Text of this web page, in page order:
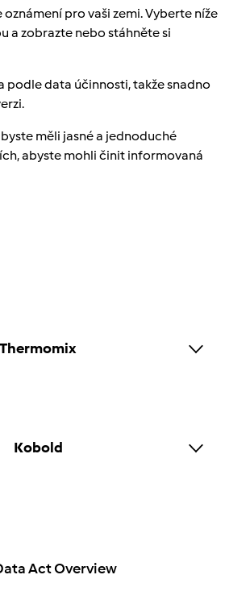
pro vaši zemi. Vyberte níže
a zobrazte nebo stáhněte si
podle data účinnosti, takže snadno
měli jasné a jednoduché
abyste mohli činit informovaná
Thermomix
Kobold
Act Overview